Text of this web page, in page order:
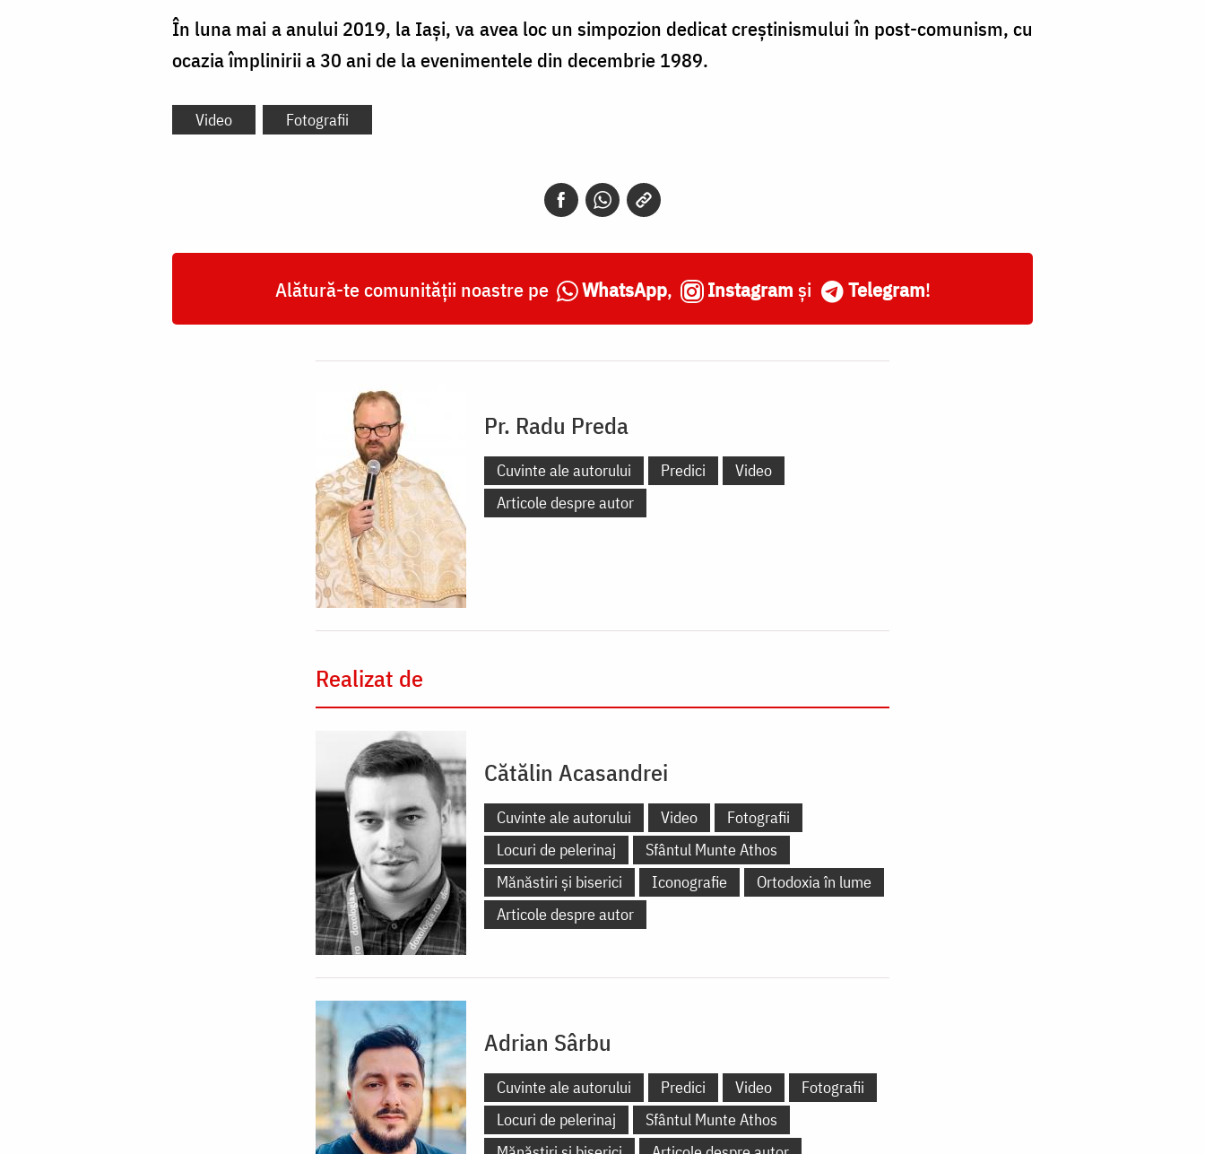
În luna mai a anului 2019, la Iași, va avea loc un simpozion dedicat creștinismului în post-comunism, cu
ocazia împlinirii a 30 ani de la evenimentele din decembrie 1989.
Video Fotografii
Alătură-te comunității noastre pe WhatsApp, Instagram și Telegram!
Pr. Radu Preda
Cuvinte ale autorului Predici
Video
Articole despre autor
Realizat de
Cătălin Acasandrei
Cuvinte ale autorului Video
Fotografii
Locuri de pelerinaj
Sfântul Munte Athos
Mănăstiri și biserici
Iconografie
Ortodoxia în lume
Articole despre autor
Adrian Sârbu
Cuvinte ale autorului Predici Video
Fotografii
Locuri de pelerinaj
Sfântul Munte Athos